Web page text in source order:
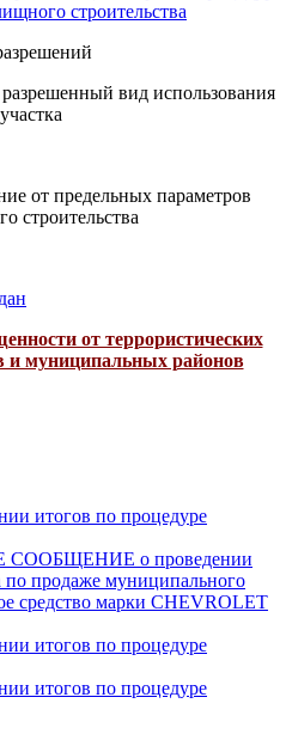
строительства
вид использования
от предельных параметров
строительства
от террористических
и муниципальных районов
итогов по процедуре
о проведении
по продаже муниципального
средство марки CHEVROLET
итогов по процедуре
итогов по процедуре